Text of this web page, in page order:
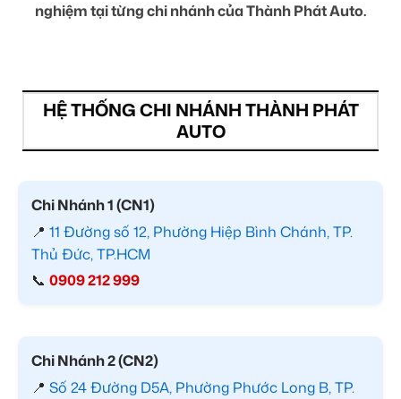
nghiệm tại từng chi nhánh của Thành Phát Auto.
HỆ THỐNG CHI NHÁNH THÀNH PHÁT
AUTO
Chi Nhánh 1 (CN1)
📍 11 Đường số 12, Phường Hiệp Bình Chánh, TP.
Thủ Đức, TP.HCM
📞 0909 212 999
Chi Nhánh 2 (CN2)
📍 Số 24 Đường D5A, Phường Phước Long B, TP.